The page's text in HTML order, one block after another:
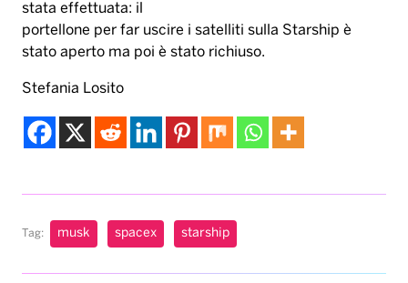
stata effettuata: il
portellone per far uscire i satelliti sulla Starship è
stato aperto ma poi è stato richiuso.
Stefania Losito
Tag: musk spacex starship